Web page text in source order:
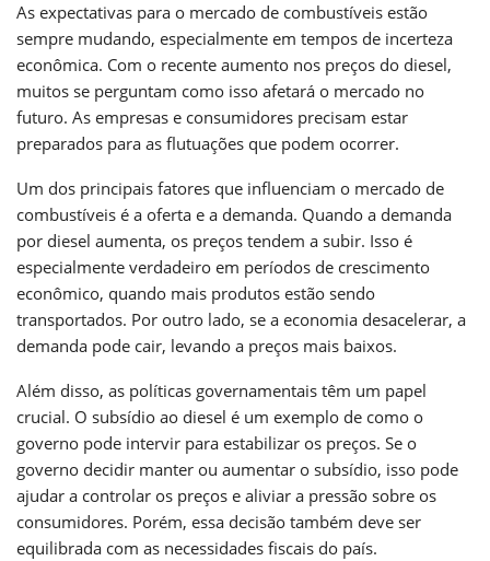
As expectativas para o mercado de combustíveis estão
sempre mudando, especialmente em tempos de incerteza
econômica. Com o recente aumento nos preços do diesel,
muitos se perguntam como isso afetará o mercado no
futuro. As empresas e consumidores precisam estar
preparados para as flutuações que podem ocorrer.
Um dos principais fatores que influenciam o mercado de
combustíveis é a oferta e a demanda. Quando a demanda
por diesel aumenta, os preços tendem a subir. Isso é
especialmente verdadeiro em períodos de crescimento
econômico, quando mais produtos estão sendo
transportados. Por outro lado, se a economia desacelerar, a
demanda pode cair, levando a preços mais baixos.
Além disso, as políticas governamentais têm um papel
crucial. O subsídio ao diesel é um exemplo de como o
governo pode intervir para estabilizar os preços. Se o
governo decidir manter ou aumentar o subsídio, isso pode
ajudar a controlar os preços e aliviar a pressão sobre os
consumidores. Porém, essa decisão também deve ser
equilibrada com as necessidades fiscais do país.